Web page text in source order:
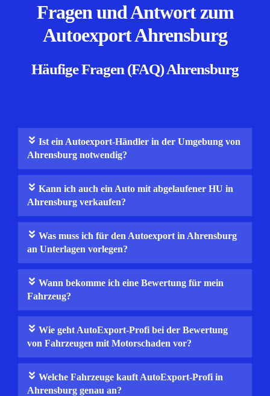
Fragen und Antwort zum
Autoexport Ahrensburg
Häufige Fragen (FAQ) Ahrensburg
Ist ein Autoexport-Händler in der Umgebung von
Ahrensburg notwendig?
Kann ich auch ein Auto mit abgelaufener HU in
Ahrensburg verkaufen?
Was muss ich für den Autoexport in Ahrensburg
an Unterlagen vorlegen?
Wann bekomme ich eine Bewertung für mein
Fahrzeug?
Wie geht AutoExport-Profi bei der Bewertung
von Fahrzeugen mit Motorschaden vor?
Welche Fahrzeuge kauft AutoExport-Profi in
Ahrensburg genau an?